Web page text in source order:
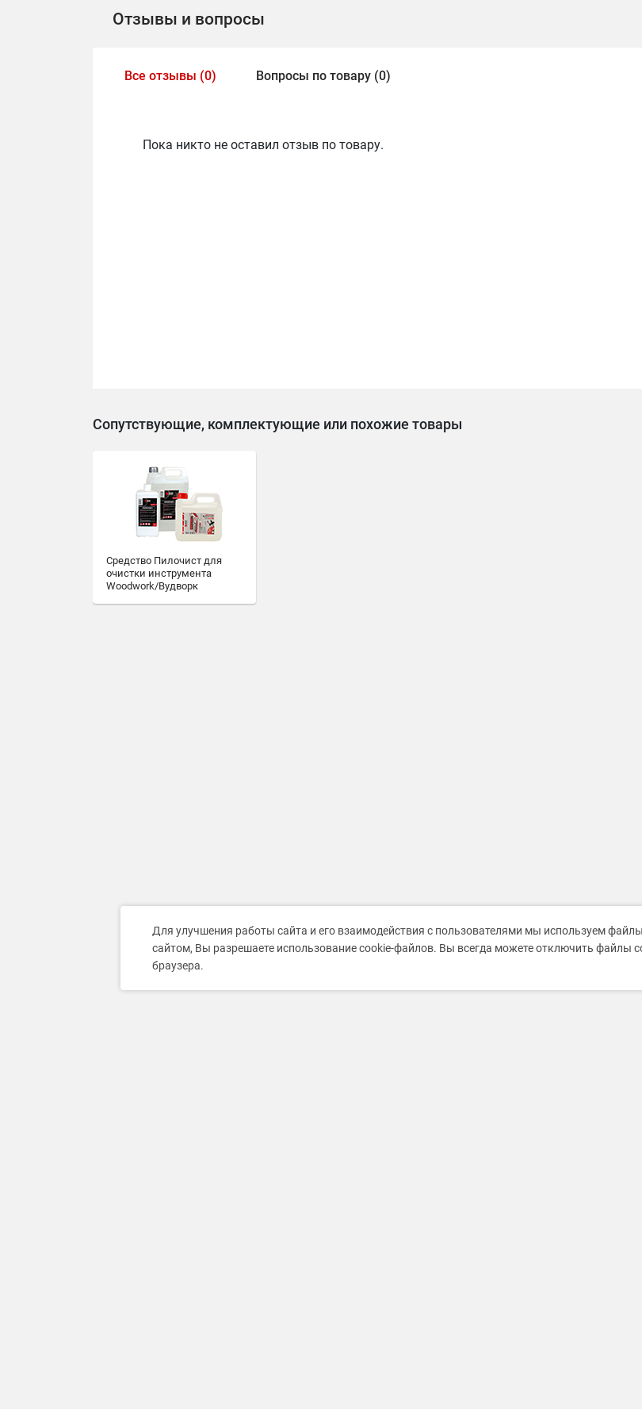
Отзывы и вопросы
Все отзывы (0) Вопросы по товару (0)
Пока никто не оставил отзыв по товару.
Сопутствующие, комплектующие или похожие товары
Средство Пилочист для
очистки инструмента
Woodwork/Вудворк
Для улучшения работы сайта и его взаимодействия с пользователями мы используем
сайтом, Вы разрешаете использование cookie-файлов. Вы всегда можете отключить файлы
браузера.